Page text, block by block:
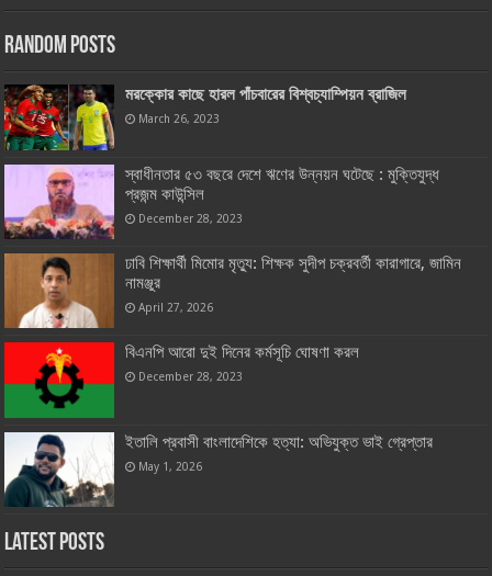
Random Posts
মরক্কোর কাছে হারল পাঁচবারের বিশ্বচ্যাম্পিয়ন ব্রাজিল
March 26, 2023
স্বাধীনতার ৫৩ বছরে দেশে ঋণের উন্নয়ন ঘটেছে : মুক্তিযুদ্ধ
প্রজন্ম কাউন্সিল
December 28, 2023
ঢাবি শিক্ষার্থী মিমোর মৃত্যু: শিক্ষক সুদীপ চক্রবর্তী কারাগারে, জামিন
নামঞ্জুর
April 27, 2026
বিএনপি আরো দুই দিনের কর্মসূচি ঘোষণা করল
December 28, 2023
ইতালি প্রবাসী বাংলাদেশিকে হত্যা: অভিযুক্ত ভাই গ্রেপ্তার
May 1, 2026
Latest Posts